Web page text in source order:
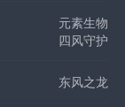
元素生物
四风守护
东风之龙